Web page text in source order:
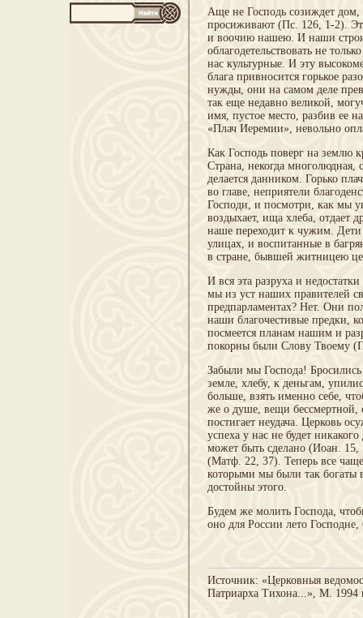
Аще не Господь созиждет дом,
просиживают (Пс. 126, 1-2).
и воочию нашею. И наши
облагодетельствовать не
нас культурные. И эту
блага привносится горькое
нужды, они на самом деле
так еще недавно великой,
имя, пустое место, разбив ее
«Плач Иеремии», невольно
Как Господь поверг на землю
Страна, некогда многолюдная,
делается данником. Горько
во главе, неприятели
Господи, и посмотри, как мы
воздыхает, ища хлеба, отдает
наше переходит к чужим. Дети
улицах, и воспитанные в
в стране, бывшей житницею
И вся эта разруха и
мы из уст наших правителей
предпарламентах? Нет. Они
наши благочестивые предки,
посмеется планам нашим и
покорны были Слову Твоему
Забыли мы Господа!
земле, хлебу, к деньгам,
больше, взять именно себе,
же о душе, вещи бессмертной,
постигает неудача. Церковь
успеха у нас не будет
может быть сделано (Иоан.
(Матф. 22, 37). Теперь все
которыми мы были так богаты
достойны этого.
Будем же молить Господа,
оно для России лето
Источник: «Церковныя
Патриарха Тихона...», М. 1994